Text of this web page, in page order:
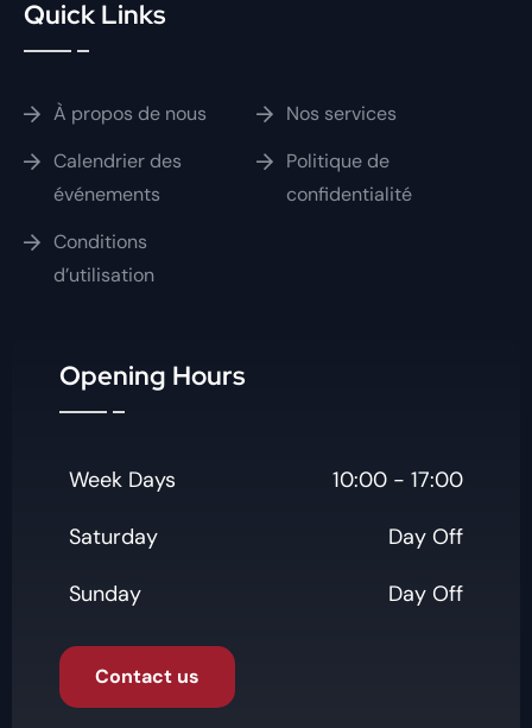
Quick Links
À propos de nous
Nos services
Calendrier des
événements
Politique de
confidentialité
Conditions
d’utilisation
Opening Hours
Week Days
10:00 - 17:00
Saturday
Day Off
Sunday
Day Off
Contact us